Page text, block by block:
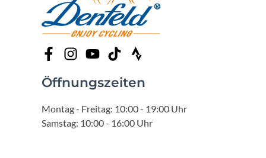
Öffnungszeiten
Montag - Freitag: 10:00 - 19:00 Uhr
Samstag: 10:00 - 16:00 Uhr